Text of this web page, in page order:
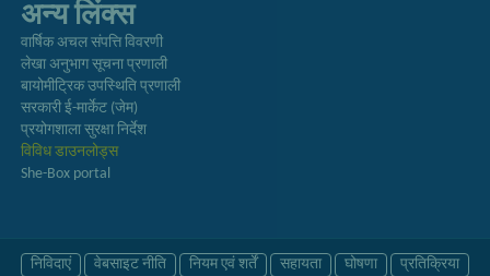
अन्य लिंक्स
वार्षिक अचल संपत्ति विवरणी
लेखा अनुभाग सूचना प्रणाली
बायोमीट्रिक उपस्थिति प्रणाली
सरकारी ई-मार्केट (जेम)
प्रयोगशाला सुरक्षा निर्देश
विविध डाउनलोड्स
She-Box portal
निविदाएं वेबसाइट नीति नियम एवं शर्तें सहायता घोषणा
प्रतिक्रिया